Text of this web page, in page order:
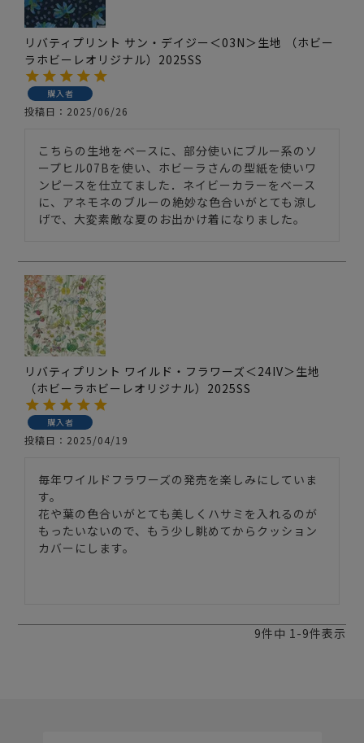
リバティプリント サン・デイジー＜03N＞生地 （ホビー
ラホビーレオリジナル）2025SS
購入者
投稿日 2025/06/26
こちらの生地をベースに、部分使いにブルー系のソ
ープヒル07Bを使い、ホビーラさんの型紙を使いワ
ンピースを仕立てました．ネイビーカラーをベース
に、アネモネのブルーの絶妙な色合いがとても涼し
げで、大変素敵な夏のお出かけ着になりました。
リバティプリント ワイルド・フラワーズ＜24IV＞生地
（ホビーラホビーレオリジナル）2025SS
購入者
投稿日 2025/04/19
毎年ワイルドフラワーズの発売を楽しみにしていま
す。
花や葉の色合いがとても美しくハサミを入れるのが
もったいないので、もう少し眺めてからクッション
カバーにします。
9件中 1-9件表示